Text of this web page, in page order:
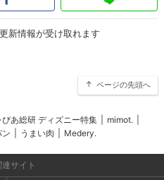
新情報が受け取れます
ページの先頭へ
ぴあ総研 ディズニー特集 mimot.
ン うまい肉 Medery.
サイト